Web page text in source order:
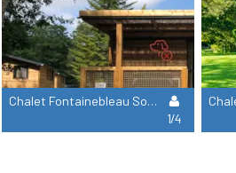
Chalet Fontainebleau Sobre Pilotes
1/4